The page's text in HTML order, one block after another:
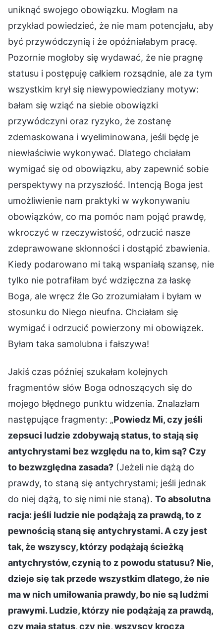
uniknąć swojego obowiązku. Mogłam na
przykład powiedzieć, że nie mam potencjału, aby
być przywódczynią i że opóźniałabym pracę.
Pozornie mogłoby się wydawać, że nie pragnę
statusu i postępuję całkiem rozsądnie, ale za tym
wszystkim krył się niewypowiedziany motyw:
bałam się wziąć na siebie obowiązki
przywódczyni oraz ryzyko, że zostanę
zdemaskowana i wyeliminowana, jeśli będę je
niewłaściwie wykonywać. Dlatego chciałam
wymigać się od obowiązku, aby zapewnić sobie
perspektywy na przyszłość. Intencją Boga jest
umożliwienie nam praktyki w wykonywaniu
obowiązków, co ma pomóc nam pojąć prawdę,
wkroczyć w rzeczywistość, odrzucić nasze
zdeprawowane skłonności i dostąpić zbawienia.
Kiedy podarowano mi taką wspaniałą szansę, nie
tylko nie potrafiłam być wdzięczna za łaskę
Boga, ale wręcz źle Go zrozumiałam i byłam w
stosunku do Niego nieufna. Chciałam się
wymigać i odrzucić powierzony mi obowiązek.
Byłam taka samolubna i fałszywa!
Jakiś czas później szukałam kolejnych
fragmentów słów Boga odnoszących się do
mojego błędnego punktu widzenia. Znalazłam
następujące fragmenty: „Powiedz Mi, czy jeśli
zepsuci ludzie zdobywają status, to stają się
antychrystami bez względu na to, kim są? Czy
to bezwzględna zasada? (Jeżeli nie dążą do
prawdy, to staną się antychrystami; jeśli jednak
do niej dążą, to się nimi nie staną). To absolutna
racja: jeśli ludzie nie podążają za prawdą, to z
pewnością staną się antychrystami. A czy jest
tak, że wszyscy, którzy podążają ścieżką
antychrystów, czynią to z powodu statusu? Nie,
dzieje się tak przede wszystkim dlatego, że nie
ma w nich umiłowania prawdy, bo nie są ludźmi
prawymi. Ludzie, którzy nie podążają za prawdą,
czy mają status, czy nie, wszyscy kroczą